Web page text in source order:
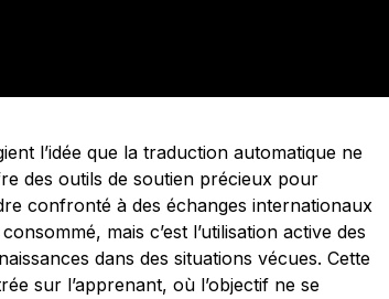
l’idée que la traduction automatique ne
des outils de soutien précieux pour
confronté à des échanges internationaux
mais c’est l’utilisation active des
dans des situations vécues. Cette
sur l’apprenant, où l’objectif ne se